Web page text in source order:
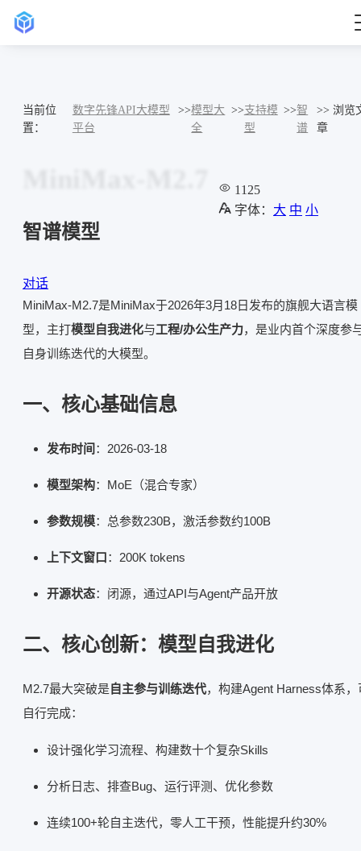
当前位
置：
数字先锋API大模型
平台
>>模型大
全
>>支持模
型
>>智
谱
>> 浏览
章
智谱模型
1125
字体： 大 中 小
对话
MiniMax-M2.7是MiniMax于2026年3月18日发布的旗舰大语言模
型，主打模型自我进化与工程/办公生产力，是业内首个深度参
自身训练迭代的大模型。
一、核心基础信息
发布时间 ：2026-03-18
模型架构：MoE（混合专家）
参数规模：总参数230B，激活参数约100B
上下文窗口：200K tokens
开源状态：闭源，通过API与Agent产品开放
二、核心创新：模型自我进化
M2.7最大突破是自主参与训练迭代，构建Agent Harness体系，
自行完成：
设计强化学习流程、构建数十个复杂Skills
分析日志、排查Bug、运行评测、优化参数
连续100+轮自主迭代，零人工干预，性能提升约30%